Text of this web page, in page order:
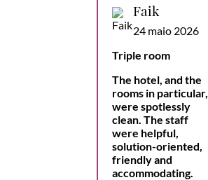
Faik
24 maio 2026
Triple room
The hotel, and the
rooms in particular,
were spotlessly
clean. The staff
were helpful,
solution-oriented,
friendly and
accommodating.